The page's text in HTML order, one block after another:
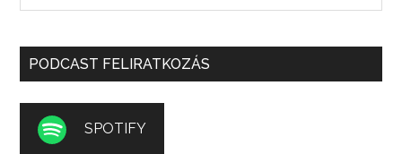
PODCAST FELIRATKOZÁS
SPOTIFY